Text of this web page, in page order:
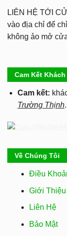
LIÊN HỆ TỚI
vào địa chỉ để
không ảo mở
Cam Kết Khách
Cam kết:
Trường Thịnh.
Về Chúng Tôi
Điều
Giới Thiệu
Liên Hệ
Bảo Mật